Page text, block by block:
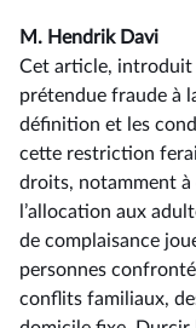
M. Hendrik Davi
Cet article, introduit
prétendue fraude à
définition et les
cette restriction
droits, notamment à
l’allocation aux
de complaisance
personnes
conflits familiaux,